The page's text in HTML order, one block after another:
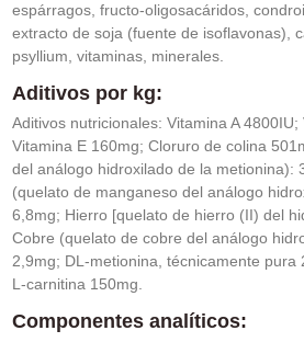
espárragos, fructo-oligosacáridos,
extracto de soja (fuente de isoflavonas),
psyllium, vitaminas, minerales.
Aditivos por kg:
Aditivos nutricionales: Vitamina A
Vitamina E 160mg; Cloruro de colina
del análogo hidroxilado de la metionina):
(quelato de manganeso del análogo
6,8mg; Hierro [quelato de hierro (II) del
Cobre (quelato de cobre del análogo
2,9mg; DL-metionina, técnicamente pura
L-carnitina 150mg.
Componentes analíticos: